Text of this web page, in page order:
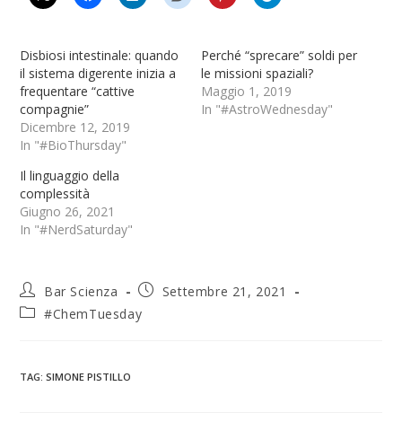
Disbiosi intestinale: quando
il sistema digerente inizia a
frequentare “cattive
compagnie”
Dicembre 12, 2019
In "#BioThursday"
Perché “sprecare” soldi per
le missioni spaziali?
Maggio 1, 2019
In "#AstroWednesday"
Il linguaggio della
complessità
Giugno 26, 2021
In "#NerdSaturday"
Bar Scienza
Settembre 21, 2021
#ChemTuesday
TAG:SIMONE PISTILLO